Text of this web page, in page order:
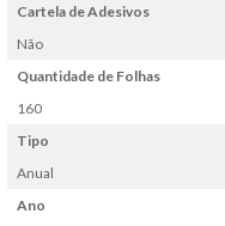
Cartela de Adesivos
Não
Quantidade de Folhas
160
Tipo
Anual
Ano